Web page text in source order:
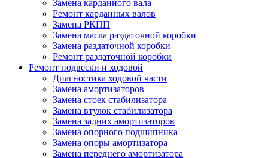
Замена карданного вала
Ремонт карданных валов
Замена РКПП
Замена масла раздаточной коробки
Замена раздаточной коробки
Ремонт раздаточной коробки
Ремонт подвески и ходовой
Диагностика ходовой части
Замена амортизаторов
Замена стоек стабилизатора
Замена втулок стабилизатора
Замена задних амортизаторов
Замена опорного подшипника
Замена опоры амортизатора
Замена переднего амортизатора